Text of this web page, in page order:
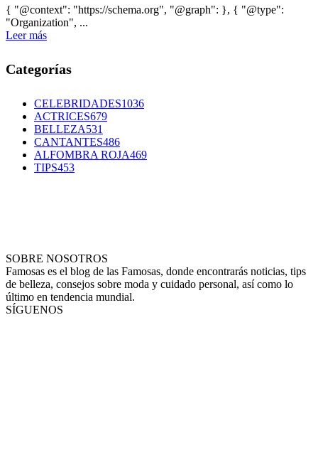
{ "@context": "https://schema.org", "@graph": }, { "@type":
"Organization", ...
Leer más
Categorías
CELEBRIDADES1036
ACTRICES679
BELLEZA531
CANTANTES486
ALFOMBRA ROJA469
TIPS453
SOBRE NOSOTROS
Famosas es el blog de las Famosas, donde encontrarás noticias, tips
de belleza, consejos sobre moda y cuidado personal, así como lo
último en tendencia mundial.
SÍGUENOS